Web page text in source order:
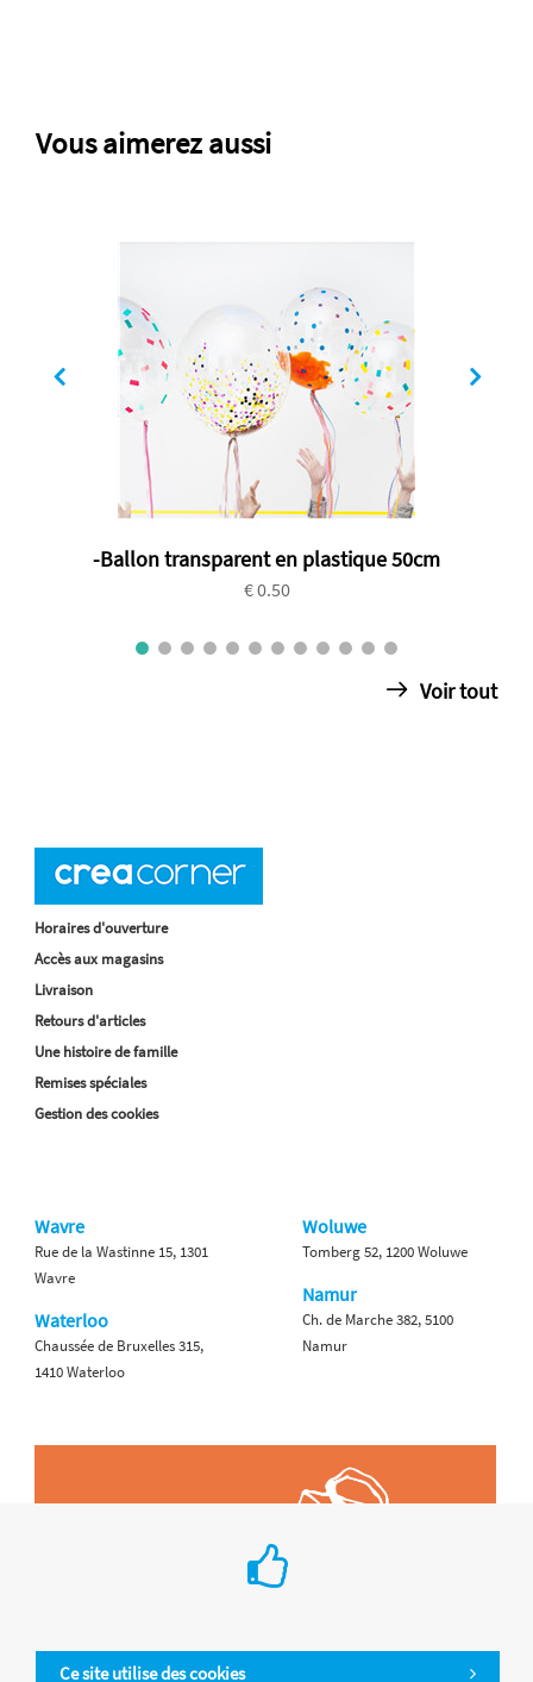
Vous aimerez aussi
-Ballon transparent en plastique 50cm
€ 0.50
Voir tout
Ce site utilise des cookies
Horaires d'ouverture
Accès aux magasins
Livraison
Retours d'articles
Une histoire de famille
Remises spéciales
Gestion des cookies
Wavre
Rue de la Wastinne 15, 1301
Wavre
Waterloo
Chaussée de Bruxelles 315,
1410 Waterloo
Woluwe
Tomberg 52, 1200 Woluwe
Namur
Ch. de Marche 382, 5100
Namur